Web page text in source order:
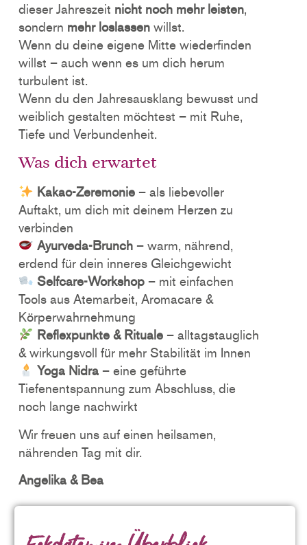
dieser Jahreszeit nicht noch mehr leisten,
sondern mehr loslassen willst.
Wenn du deine eigene Mitte wiederfinden
willst – auch wenn es um dich herum
turbulent ist.
Wenn du den Jahresausklang bewusst und
weiblich gestalten möchtest – mit Ruhe,
Tiefe und Verbundenheit.
Was dich erwartet
Kakao-Zeremonie– als liebevoller
Auftakt, um dich mit deinem Herzen zu
verbinden
Ayurveda-Brunch– warm, nährend,
erdend für dein inneres Gleichgewicht
Selfcare-Workshop– mit einfachen
Tools aus Atemarbeit, Aromacare &
Körperwahrnehmung
Reflexpunkte & Rituale– alltagstauglich
& wirkungsvoll für mehr Stabilität im Innen
Yoga Nidra– eine geführte
Tiefenentspannung zum Abschluss, die
noch lange nachwirkt
Wir freuen uns auf einen heilsamen,
nährenden Tag mit dir.
Angelika & Bea